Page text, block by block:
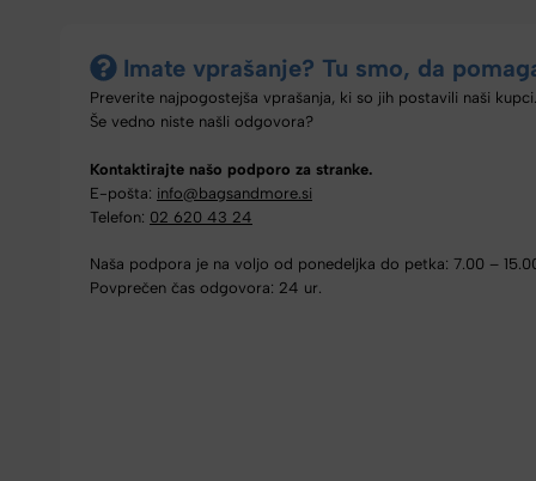
Imate vprašanje? Tu smo, da
Preverite najpogostejša vprašanja, ki so jih postavili naši kupci.
Še vedno niste našli odgovora?
Kontaktirajte našo podporo za stranke.
E-pošta: info@bagsandmore.si
Telefon: 02 620 43 24
Naša podpora je na voljo od ponedeljka do petka: 7.00 –
Povprečen čas odgovora: 24 ur.